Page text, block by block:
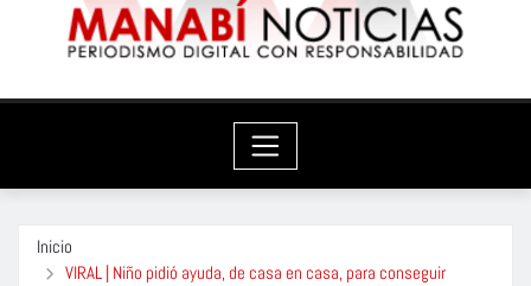
Inicio
VIRAL | Niño pidió ayuda, de casa en casa, para conseguir